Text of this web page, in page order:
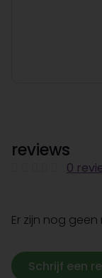
reviews
0
Er zijn nog
Schrijf een